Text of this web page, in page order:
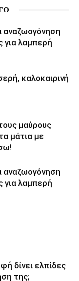
αναζωογόνηση
για λαμπερή
καλοκαιρινή
μαύρους
μάτια με
αναζωογόνηση
για λαμπερή
δίνει ελπίδες
της;